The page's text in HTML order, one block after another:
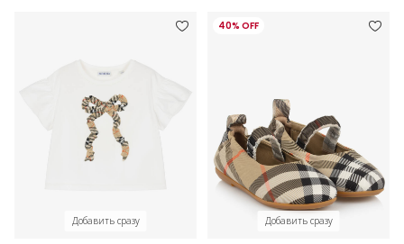
Добавить сразу
40% OFF
Добавить сразу